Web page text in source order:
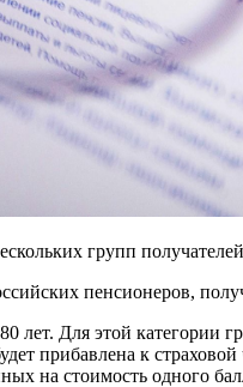
групп
пенсионеров,
лет. Для этой категории
прибавлена к
на стоимость одного